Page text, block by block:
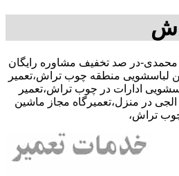
آقای حبیب محمدی-در صد تخفیف مشاوره رایگان
لباسشویی منطقه چوب تراش،تعمیر
ادارات در چوب تراش،تعمیر
در منزل،تعمیرگاه مجاز ماشین
چوب تراش،